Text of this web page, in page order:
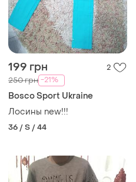
199 грн 2
250 грн -21%
Bosco Sport Ukraine
Лосины new!!!
36 / S / 44